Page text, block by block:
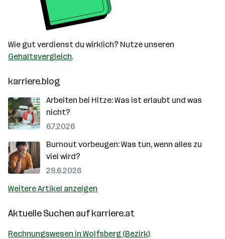
Wie gut verdienst du wirklich? Nutze unseren
Gehaltsvergleich.
karriere.blog
Arbeiten bei Hitze: Was ist erlaubt und was
nicht?
6.7.2026
Burnout vorbeugen: Was tun, wenn alles zu
viel wird?
29.6.2026
Weitere Artikel anzeigen
Aktuelle Suchen aufkarriere.at
Rechnungswesen in Wolfsberg (Bezirk)